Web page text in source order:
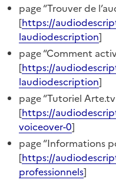
page “Trouver de
[https://
laudiodescription]
page “Comment
[https://
laudiodescription]
page “Tutoriel
[https://
voiceover-0]
page “Informations
[https://
professionnels]